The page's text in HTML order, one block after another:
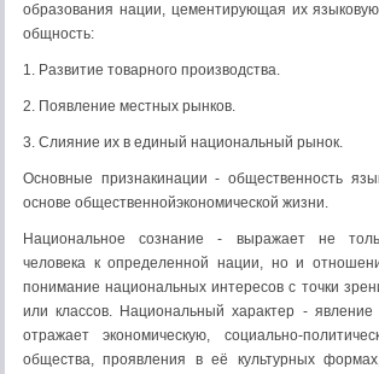
образования нации, цементирующая их
общность:
1. Развитие товарного производства.
2. Появление местных рынков.
3. Слияние их в единый национальный рынок.
Основные признакинации - общественность
основе общественнойэкономической жизни.
Национальное сознание - выражает не
человека к определенной нации, но и
понимание национальных интересов с точки
или классов. Национальный характер -
отражает экономичес­кую, социально-
общества, проявления в её культурных